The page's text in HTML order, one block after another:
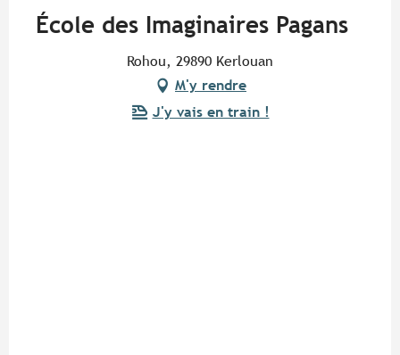
École des Imaginaires Pagans
Rohou, 29890 Kerlouan
M'y rendre
J'y vais en train !